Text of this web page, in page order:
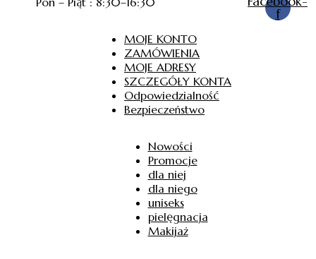
f
MOJE KONTO
ZAMÓWIENIA
MOJE ADRESY
SZCZEGÓŁY KONTA
Odpowiedzialność
Bezpieczeństwo
Nowości
Promocje
dla niej
dla niego
uniseks
pielęgnacja
Makijaż